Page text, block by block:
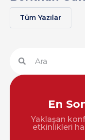
Tüm Yazılar
En
Yaklaşan
etkinlikleri